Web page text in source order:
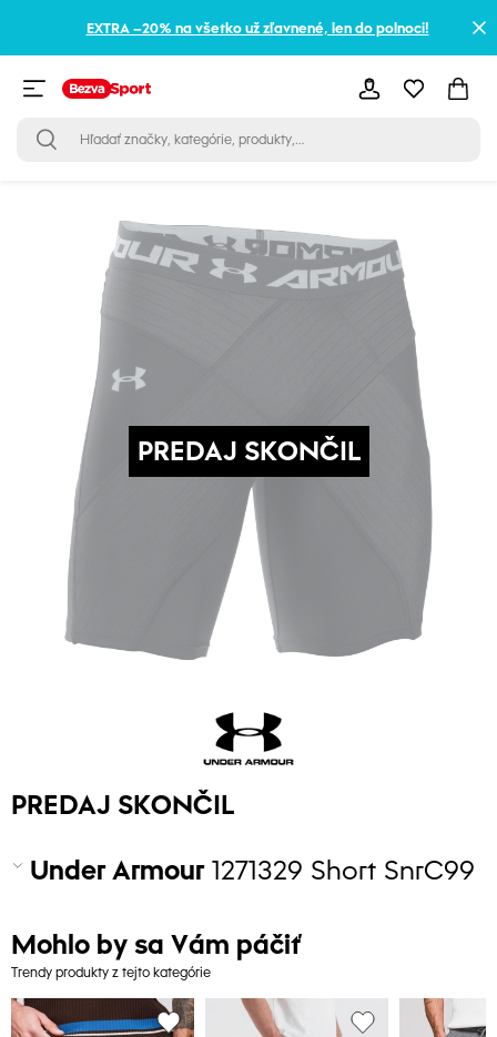
EXTRA –20% na všetko už zľavnené, len do polnoci!
PREDAJ SKONČIL
PREDAJ SKONČIL
Under Armour1271329 Short SnrC99
Mohlo by sa Vám páčiť
Trendy produkty z tejto kategórie